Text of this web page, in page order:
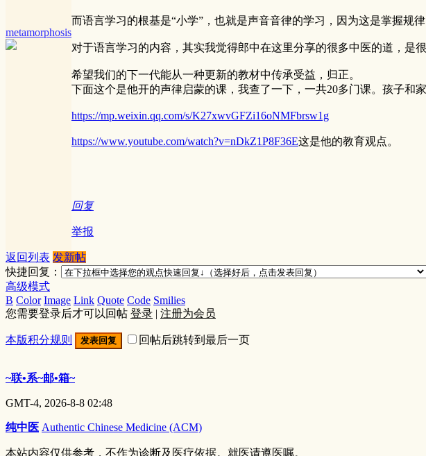
metamorphosis
而语言学习的根基是“小学”，也就是声音音律的学习，因为这是掌握规
对于语言学习的内容，其实我觉得郎中在这里分享的很多中医的道，是
希望我们的下一代能从一种更新的教材中传承受益，归正。
下面这个是他开的声律启蒙的课，我查了一下，一共20多门课。孩子和
https://mp.weixin.qq.com/s/K27xwvGFZi16oNMFbrsw1g
https://www.youtube.com/watch?v=nDkZ1P8F36E这是他的教育观点。
回复
举报
返回列表 发新帖
快捷回复：
高级模式
B Color Image Link Quote Code Smilies
您需要登录后才可以回帖 登录 | 注册为会员
本版积分规则 发表回复 回帖后跳转到最后一页
~联•系~邮•箱~
GMT-4, 2026-8-8 02:48
纯中医 Authentic Chinese Medicine (ACM)
本站内容仅供参考，不作为诊断及医疗依据。就医请遵医嘱。